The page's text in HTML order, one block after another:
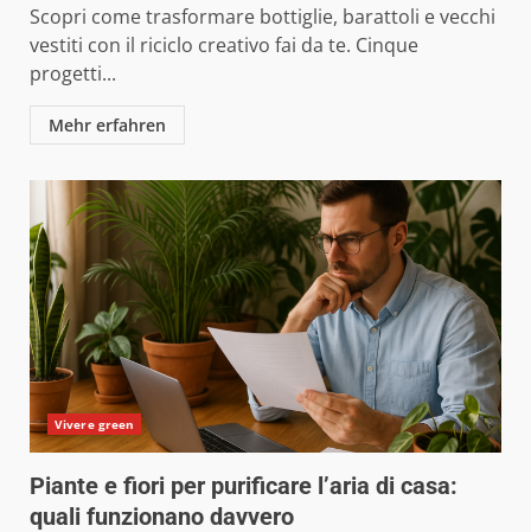
Scopri come trasformare bottiglie, barattoli e vecchi
vestiti con il riciclo creativo fai da te. Cinque
progetti...
Mehr erfahren
Vivere green
Piante e fiori per purificare l’aria di casa:
quali funzionano davvero